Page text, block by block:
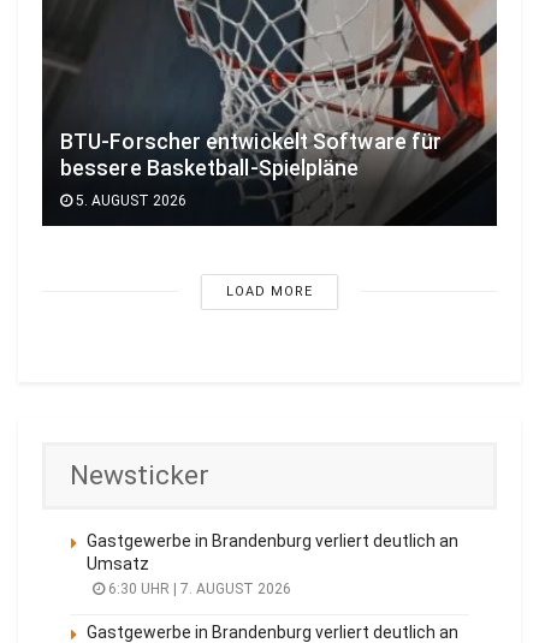
BTU-Forscher entwickelt Software für
bessere Basketball-Spielpläne
5. AUGUST 2026
LOAD MORE
Newsticker
Gastgewerbe in Brandenburg verliert deutlich an
Umsatz
6:30 UHR | 7. AUGUST 2026
Gastgewerbe in Brandenburg verliert deutlich an